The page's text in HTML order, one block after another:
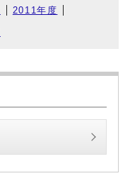
2011年度